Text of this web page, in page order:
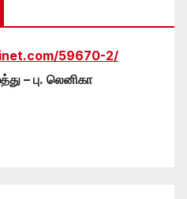
59670-2/
– பு. லெனிகா